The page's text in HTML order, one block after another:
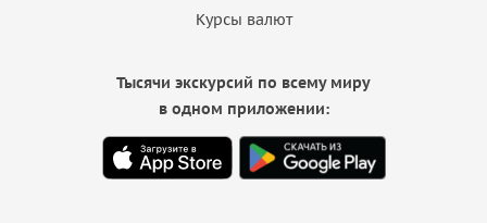
Курсы валют
Тысячи экскурсий по всему миру
в одном приложении: